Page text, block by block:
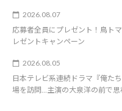
2026.08.07
応募者全員にプレゼント！鳥ト
レゼントキャンペーン
2026.08.05
日本テレビ系連続ドラマ『俺た
場を訪問…主演の大泉洋の前で